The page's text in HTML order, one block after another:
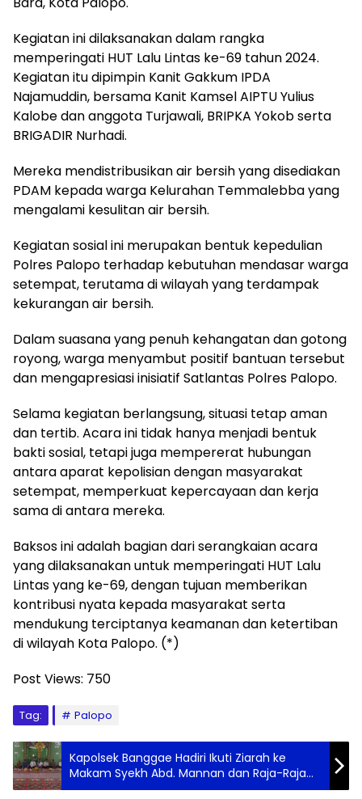
Kegiatan ini dilaksanakan dalam rangka
memperingati HUT Lalu Lintas ke-69 tahun 2024.
Kegiatan itu dipimpin Kanit Gakkum IPDA
Najamuddin, bersama Kanit Kamsel AIPTU Yulius
Kalobe dan anggota Turjawali, BRIPKA Yokob serta
BRIGADIR Nurhadi.
Mereka mendistribusikan air bersih yang disediakan
PDAM kepada warga Kelurahan Temmalebba yang
mengalami kesulitan air bersih.
Kegiatan sosial ini merupakan bentuk kepedulian
Polres Palopo terhadap kebutuhan mendasar warga
setempat, terutama di wilayah yang terdampak
kekurangan air bersih.
Dalam suasana yang penuh kehangatan dan gotong
royong, warga menyambut positif bantuan tersebut
dan mengapresiasi inisiatif Satlantas Polres Palopo.
Selama kegiatan berlangsung, situasi tetap aman
dan tertib. Acara ini tidak hanya menjadi bentuk
bakti sosial, tetapi juga mempererat hubungan
antara aparat kepolisian dengan masyarakat
setempat, memperkuat kepercayaan dan kerja
sama di antara mereka.
Baksos ini adalah bagian dari serangkaian acara
yang dilaksanakan untuk memperingati HUT Lalu
Lintas yang ke-69, dengan tujuan memberikan
kontribusi nyata kepada masyarakat serta
mendukung terciptanya keamanan dan ketertiban
di wilayah Kota Palopo. (*)
Post Views: 750
Tag: Palopo
Kapolsek Banggae Hadiri Ikuti Ziarah ke
Makam Syekh Abd. Mannan dan Raja-Raja
Banggae Menyambut Maulid Nabi